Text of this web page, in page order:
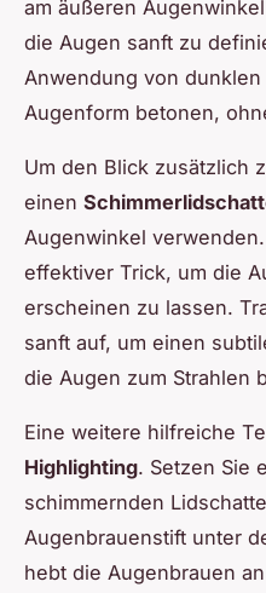
am äußeren
die Augen sanft zu
Anwendung von
Augenform betonen,
Um den Blick zusätzlich
einen
Augenwinkel
effektiver Trick, um die
erscheinen zu lassen.
sanft auf, um einen
die Augen zum Strahlen
Eine weitere hilfreiche
Highlighting. Setzen Sie
schimmernden
Augenbrauenstift unter
hebt die Augenbrauen